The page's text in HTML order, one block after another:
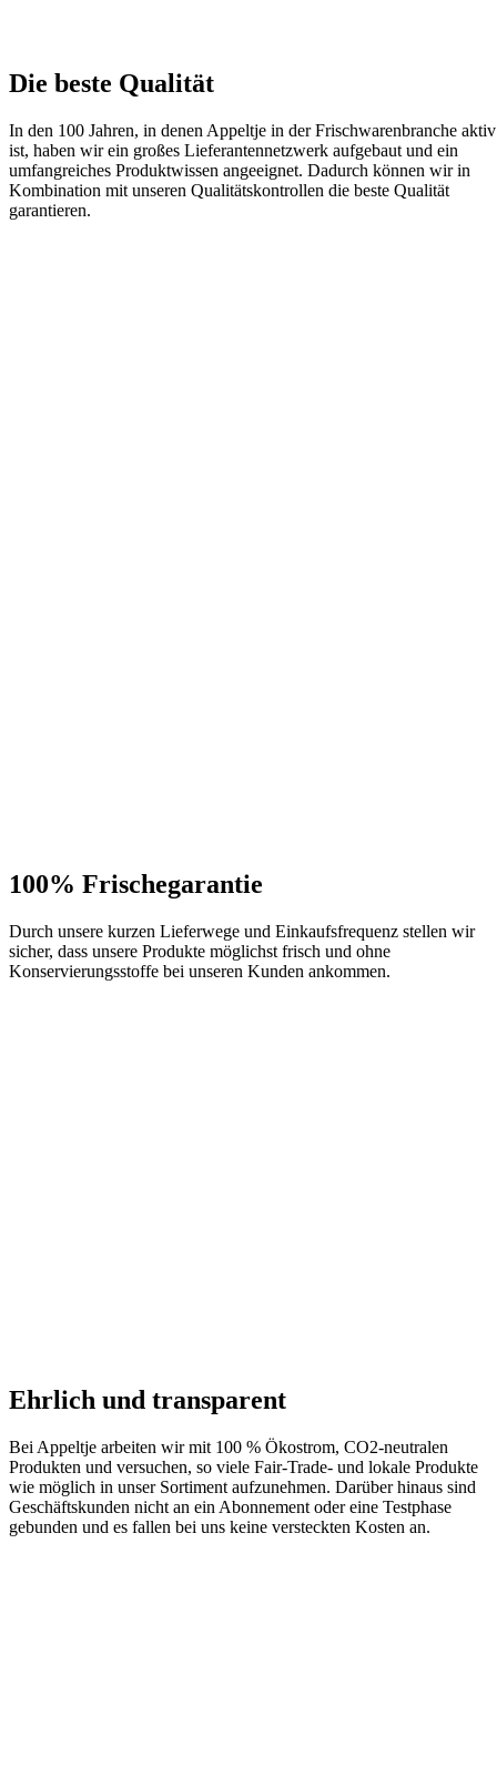
Die beste Qualität
In den 100 Jahren, in denen Appeltje in der Frischwarenbranche aktiv
ist, haben wir ein großes Lieferantennetzwerk aufgebaut und ein
umfangreiches Produktwissen angeeignet. Dadurch können wir in
Kombination mit unseren Qualitätskontrollen die beste Qualität
garantieren.
100% Frischegarantie
Durch unsere kurzen Lieferwege und Einkaufsfrequenz stellen wir
sicher, dass unsere Produkte möglichst frisch und ohne
Konservierungsstoffe bei unseren Kunden ankommen.
Ehrlich und transparent
Bei Appeltje arbeiten wir mit 100 % Ökostrom, CO2-neutralen
Produkten und versuchen, so viele Fair-Trade- und lokale Produkte
wie möglich in unser Sortiment aufzunehmen. Darüber hinaus sind
Geschäftskunden nicht an ein Abonnement oder eine Testphase
gebunden und es fallen bei uns keine versteckten Kosten an.